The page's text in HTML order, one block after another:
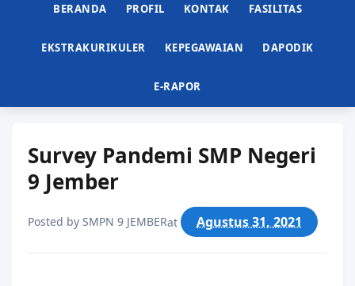
BERANDA PROFIL KONTAK FASILITAS
EKSTRAKURIKULER KEPEGAWAIAN DAPODIK
E-RAPOR
Survey Pandemi SMP Negeri
9 Jember
Posted by SMPN 9 JEMBERat Agustus 31, 2021